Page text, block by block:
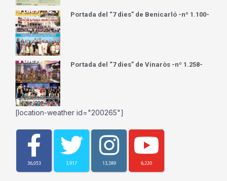
Portada del “7 dies” de Benicarló -nº 1.100-
Portada del “7 dies” de Vinaròs -nº 1.258-
[location-weather id="200265"]
36,053 3,917 13,389 6,220